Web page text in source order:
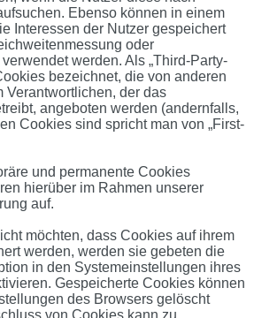
Ebenso können in einem
Interessen der Nutzer gespeichert
oder
werden. Als „Third-Party-
bezeichnet, die von anderen
Verantwortlichen, der das
angeboten werden (andernfalls,
Cookies sind spricht man von „First-
und permanente Cookies
hierüber im Rahmen unserer
auf.
möchten, dass Cookies auf ihrem
werden, werden sie gebeten die
in den Systemeinstellungen ihres
Gespeicherte Cookies können
des Browsers gelöscht
von Cookies kann zu